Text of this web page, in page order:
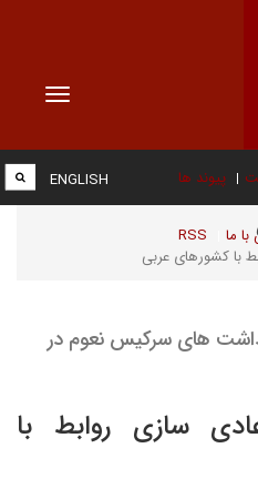
Toggle
پیوند ها
ما RSS
ENGLISH
با کشورهای عربی
های سرکیس نعوم در
سازی روابط با